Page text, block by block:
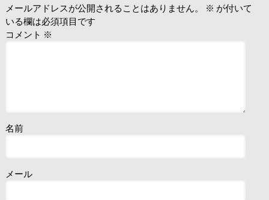
メールアドレスが公開されることはありません。 ※ が付いて
いる欄は必須項目です
コメント ※
名前
メール